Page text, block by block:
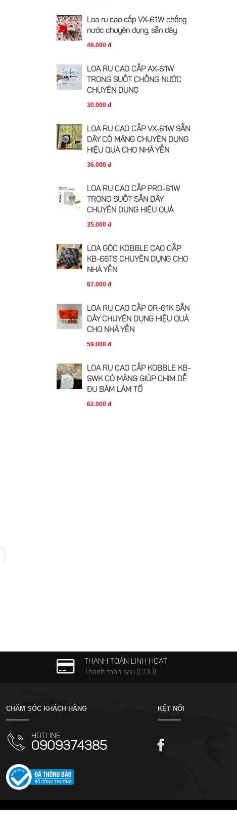
Loa ru cao cấp VX-61W chống
nước chuyên dụng, sẵn dây
48.000 đ
LOA RU CAO CẤP AX-61W
TRONG SUỐT CHỐNG NƯỚC
CHUYÊN DỤNG
30.000 đ
LOA RU CAO CẤP VX-61W SẴN
DÂY CÓ MÀNG CHUYÊN DỤNG
HIỆU QUẢ CHO NHÀ YẾN
36.000 đ
LOA RU CAO CẤP PRO-61W
TRONG SUỐT SẴN DÂY
CHUYÊN DỤNG HIỆU QUẢ
35.000 đ
LOA GÓC KOBBLE CAO CẤP
KB-66TS CHUYÊN DỤNG CHO
NHÀ YẾN
67.000 đ
LOA RU CAO CẤP OR-61K SẴN
DÂY CHUYÊN DỤNG HIỆU QUẢ
CHO NHÀ YẾN
59.000 đ
LOA RU CAO CẤP KOBBLE KB-
SWK CÓ MÀNG GIÚP CHIM DỄ
ĐU BÁM LÀM TỔ
62.000 đ
THANH TOÁN LINH HOẠT
Thanh toán sau (COD)
CHĂM SÓC KHÁCH HÀNG
HOTLINE
0909374385
KẾT NỐI